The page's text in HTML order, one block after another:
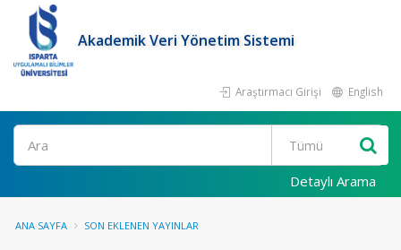
Akademik Veri Yönetim Sistemi
Araştırmacı Girişi English
Ara
Detaylı Arama
ANA SAYFA SON EKLENEN YAYINLAR